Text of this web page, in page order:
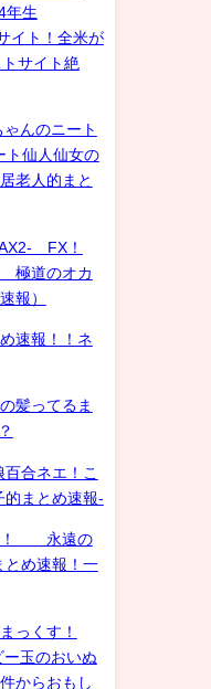
年生
イト！全米が
サイト絶
んのニート
ト仙人仙女の
老人的まと
FX！
極道のオカ
報）
速報！！ネ
髪ってるま
合ネエ！こ
的まとめ速報-
！ 永遠の
め速報！一
っくす！
ー玉のおいぬ
からおもし